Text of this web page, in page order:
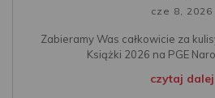
cze 8, 2026
Zabieramy Was całkowicie za
Książki 2026 na PGE
czytaj dalej